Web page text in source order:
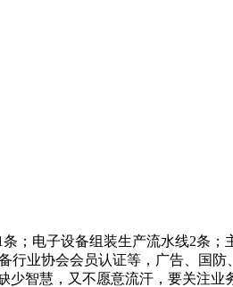
；电子设备组装生产流水线2条
业协会会员认证等，广告、国
智慧，又不愿意流汗，要关注